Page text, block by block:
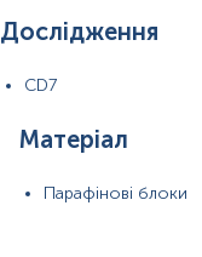
Дослідження
CD7
Матеріал
Парафінові блоки